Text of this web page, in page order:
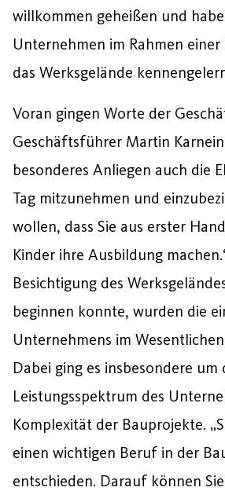
willkommen geheißen und
Unternehmen im Rahmen
das Werksgelände
Voran gingen Worte der
Geschäftsführer Martin
besonderes Anliegen auch die
Tag mitzunehmen und
wollen, dass Sie aus erster
Kinder ihre Ausbildung
Besichtigung des
beginnen konnte, wurden die
Unternehmens im
Dabei ging es insbesondere um
Leistungsspektrum des
Komplexität der Bauprojekte.
einen wichtigen Beruf in der
entschieden. Darauf können